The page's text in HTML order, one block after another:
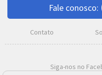
Fale conosco:
Contato